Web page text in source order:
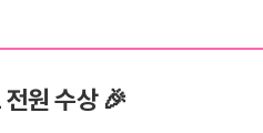
원 수상 🎉